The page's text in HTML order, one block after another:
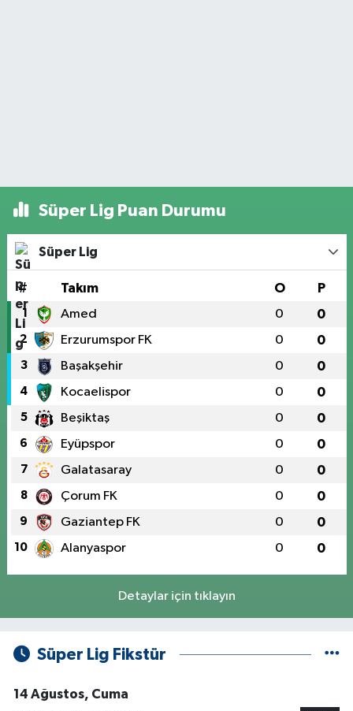
Süper Lig Puan Durumu
Süper Lig
# Takım O P
1 Amed 0 0
2 Erzurumspor FK 0 0
3 Başakşehir 0 0
4 Kocaelispor 0 0
5 Beşiktaş 0 0
6 Eyüpspor 0 0
7 Galatasaray 0 0
8 Çorum FK 0 0
9 Gaziantep FK 0 0
10 Alanyaspor 0 0
Detaylar için tıklayın
Süper Lig Fikstür
14 Ağustos, Cuma